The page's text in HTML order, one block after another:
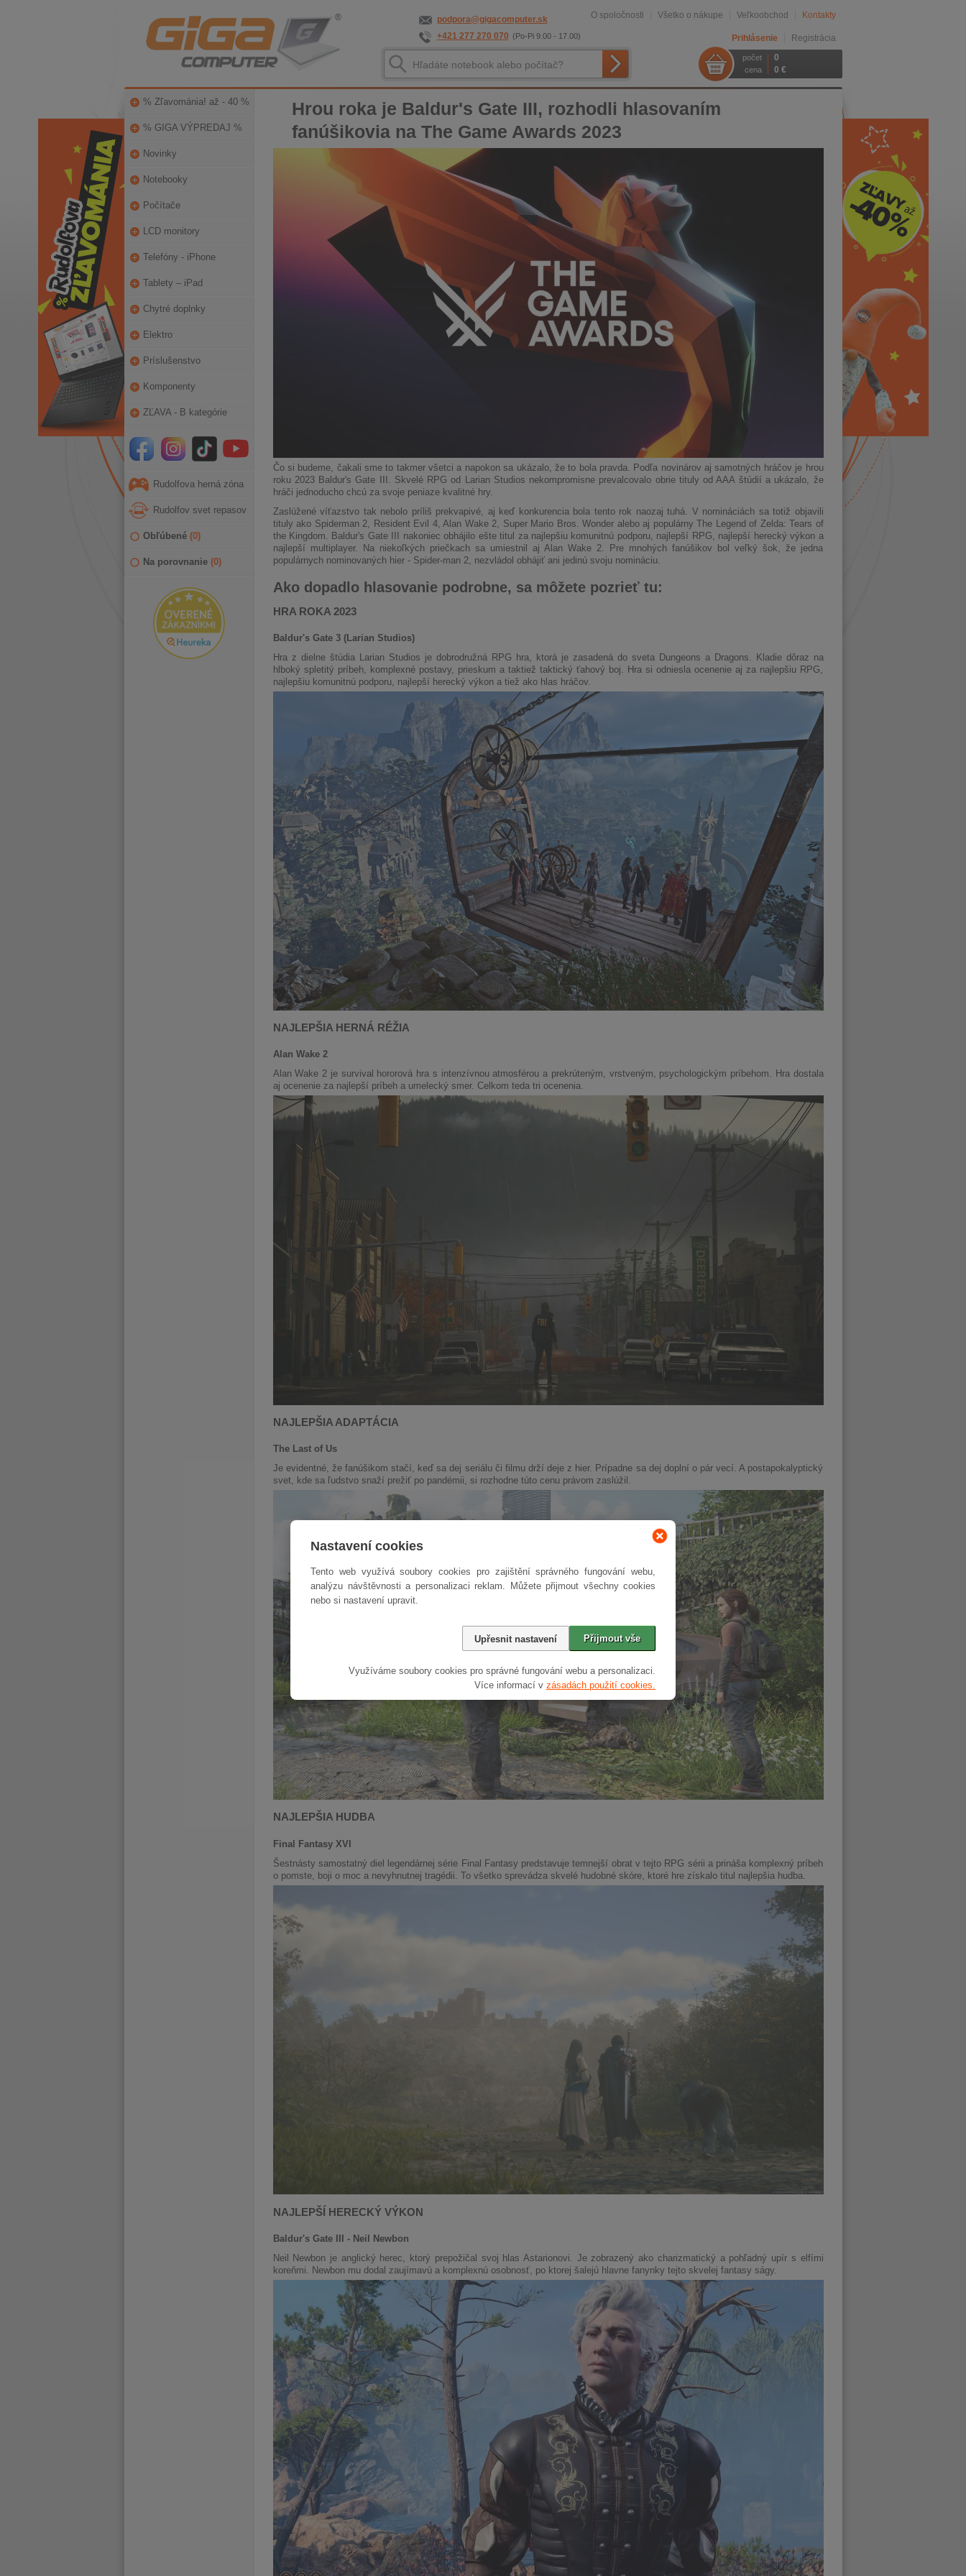
Nastavení cookies
Tento web využívá soubory cookies pro zajištění správného fungování webu,
analýzu návštěvnosti a personalizaci reklam. Můžete přijmout všechny cookies
nebo si nastavení upravit.
Přijmout vše
Upřesnit nastavení
Využíváme soubory cookies pro správné fungování webu a personalizaci.
Více informací v zásadách použití cookies.
podpora@gigacomputer.sk
+421 277 270 070 (Po-Pi 9.00 - 17.00)
O spoločnosti Všetko o nákupe Veľkoobchod Kontakty
Prihlásenie Registrácia
počet 0
cena 0 €
% Zľavománia! až - 40 %
% GIGA VÝPREDAJ %
Novinky
Notebooky
Počítače
LCD monitory
Telefóny - iPhone
Tablety – iPad
Chytré doplnky
Elektro
Príslušenstvo
Komponenty
ZĽAVA - B kategórie
Rudolfova herná zóna
Rudolfov svet repasov
Obľúbené (0)
Na porovnanie (0)
Hrou roka je Baldur's Gate III, rozhodli hlasovaním
fanúšikovia na The Game Awards 2023
Čo si budeme, čakali sme to takmer všetci a napokon sa ukázalo, že to bola pravda. Podľa novinárov aj samotných hráčov je hrou
roku 2023 Baldur's Gate III. Skvelé RPG od Larian Studios nekompromisne prevalcovalo obrie tituly od AAA štúdií a ukázalo, že
hráči jednoducho chcú za svoje peniaze kvalitné hry.
Zaslúžené víťazstvo tak nebolo príliš prekvapivé, aj keď konkurencia bola tento rok naozaj tuhá. V nomináciách sa totiž objavili
tituly ako Spiderman 2, Resident Evil 4, Alan Wake 2, Super Mario Bros. Wonder alebo aj populárny The Legend of Zelda: Tears of
the Kingdom. Baldur's Gate III nakoniec obhájilo ešte titul za najlepšiu komunitnú podporu, najlepší RPG, najlepší herecký výkon a
najlepší multiplayer. Na niekoľkých priečkach sa umiestnil aj Alan Wake 2. Pre mnohých fanúšikov bol veľký šok, že jedna
populárnych nominovaných hier - Spider-man 2, nezvládol obhájiť ani jedinú svoju nomináciu.
Ako dopadlo hlasovanie podrobne, sa môžete pozrieť tu:
HRA ROKA 2023
Baldur's Gate 3 (Larian Studios)
Hra z dielne štúdia Larian Studios je dobrodružná RPG hra, ktorá je zasadená do sveta Dungeons a Dragons. Kladie dôraz na
hlboký spletitý príbeh, komplexné postavy, prieskum a taktiež taktický ťahový boj. Hra si odniesla ocenenie aj za najlepšiu RPG,
najlepšiu komunitnú podporu, najlepší herecký výkon a tiež ako hlas hráčov.
NAJLEPŠIA HERNÁ RÉŽIA
Alan Wake 2
Alan Wake 2 je survival hororová hra s intenzívnou atmosférou a prekrúteným, vrstveným, psychologickým príbehom. Hra dostala
aj ocenenie za najlepší príbeh a umelecký smer. Celkom teda tri ocenenia.
NAJLEPŠIA ADAPTÁCIA
The Last of Us
Je evidentné, že fanúšikom stačí, keď sa dej seriálu či filmu drží deje z hier. Prípadne sa dej doplní o pár vecí. A postapokalyptický
svet, kde sa ľudstvo snaží prežiť po pandémii, si rozhodne túto cenu právom zaslúžil.
NAJLEPŠIA HUDBA
Final Fantasy XVI
Šestnásty samostatný diel legendárnej série Final Fantasy predstavuje temnejší obrat v tejto RPG sérii a prináša komplexný príbeh
o pomste, boji o moc a nevyhnutnej tragédii. To všetko sprevádza skvelé hudobné skóre, ktoré hre získalo titul najlepšia hudba.
NAJLEPŠÍ HERECKÝ VÝKON
Baldur's Gate III - Neil Newbon
Neil Newbon je anglický herec, ktorý prepožičal svoj hlas Astarionovi. Je zobrazený ako charizmatický a pohľadný upír s elfími
koreňmi. Newbon mu dodal zaujímavú a komplexnú osobnosť, po ktorej šalejú hlavne fanynky tejto skvelej fantasy ságy.